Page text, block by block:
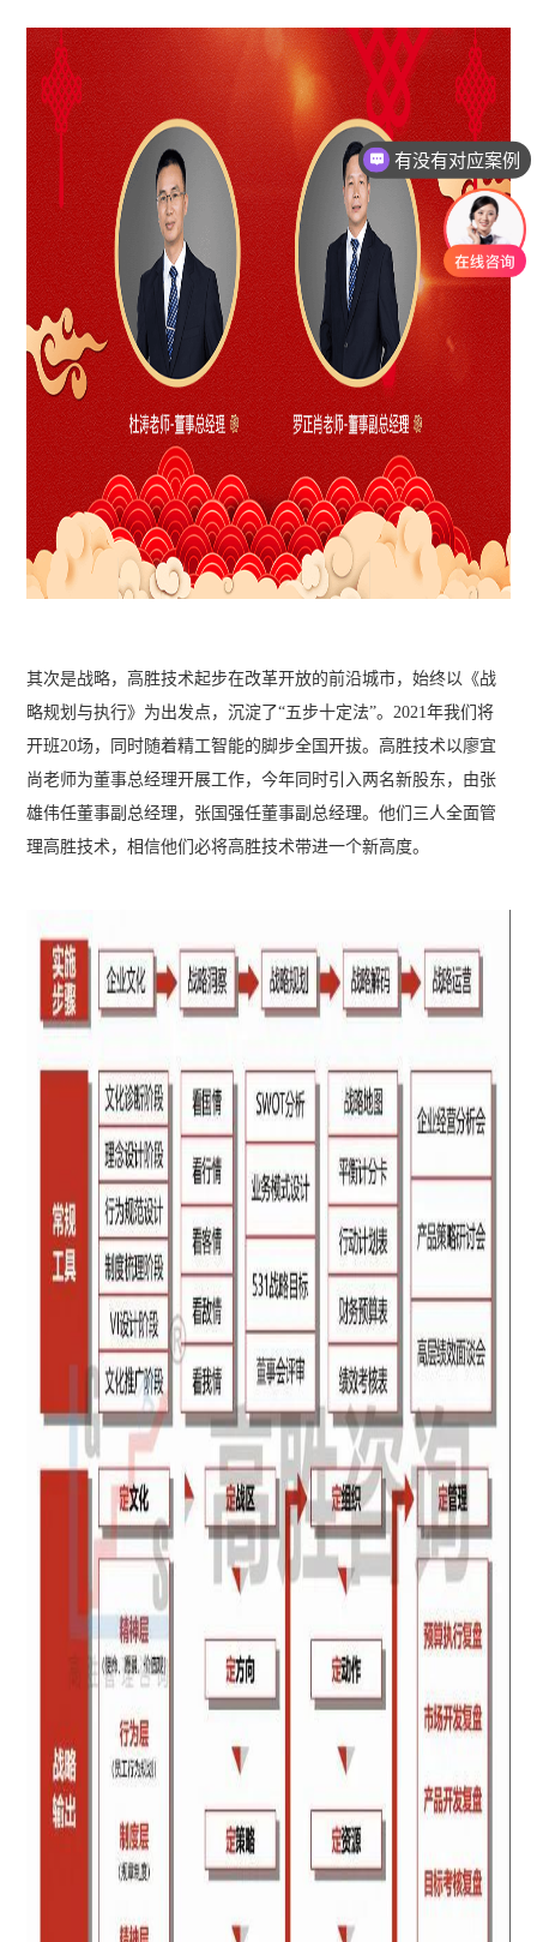
其次是战略，高胜技术起步在改革开放的前沿城市，始终以《战
略规划与执行》为出发点，沉淀了“五步十定法”。2021年我们将
开班20场，同时随着精工智能的脚步全国开拔。高胜技术以廖宜
尚老师为董事总经理开展工作，今年同时引入两名新股东，由张
雄伟任董事副总经理，张国强任董事副总经理。他们三人全面管
理高胜技术，相信他们必将高胜技术带进一个新高度。
老师可以上面拜访吗？